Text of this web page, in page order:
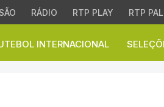
RÁDIO RTP PLAY RTP
INTERNACIONAL
do